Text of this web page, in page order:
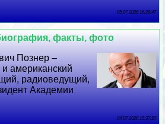
05 07 2026 16:28:47
факты, фото
Познер –
и американский
радиоведущий,
Академии
04 07 2026 15:37:20